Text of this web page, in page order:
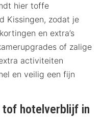
hier toffe
Kissingen, zodat je
en extra’s
of zalige
activiteiten
en veilig een fijn
tof hotelverblijf in